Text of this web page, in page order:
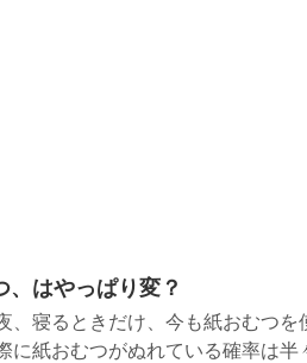
、はやっぱり変？
、寝るときだけ、今も紙おむつを
に紙おむつがぬれている確率は半